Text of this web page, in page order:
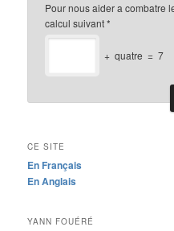
Pour nous aider a combatre
calcul suivant*
+ quatre = 7
CE SITE
En Français
En Anglais
YANN FOUÉRÉ